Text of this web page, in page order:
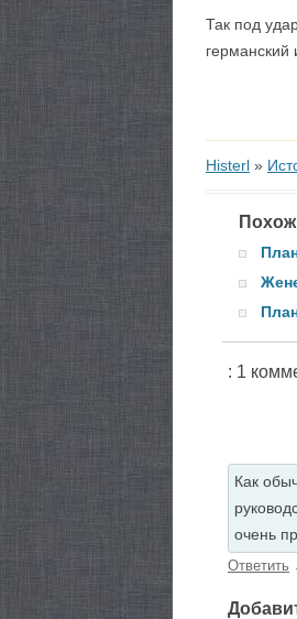
Так под
германский
Histerl »
: 1
Как
очень
Ответить